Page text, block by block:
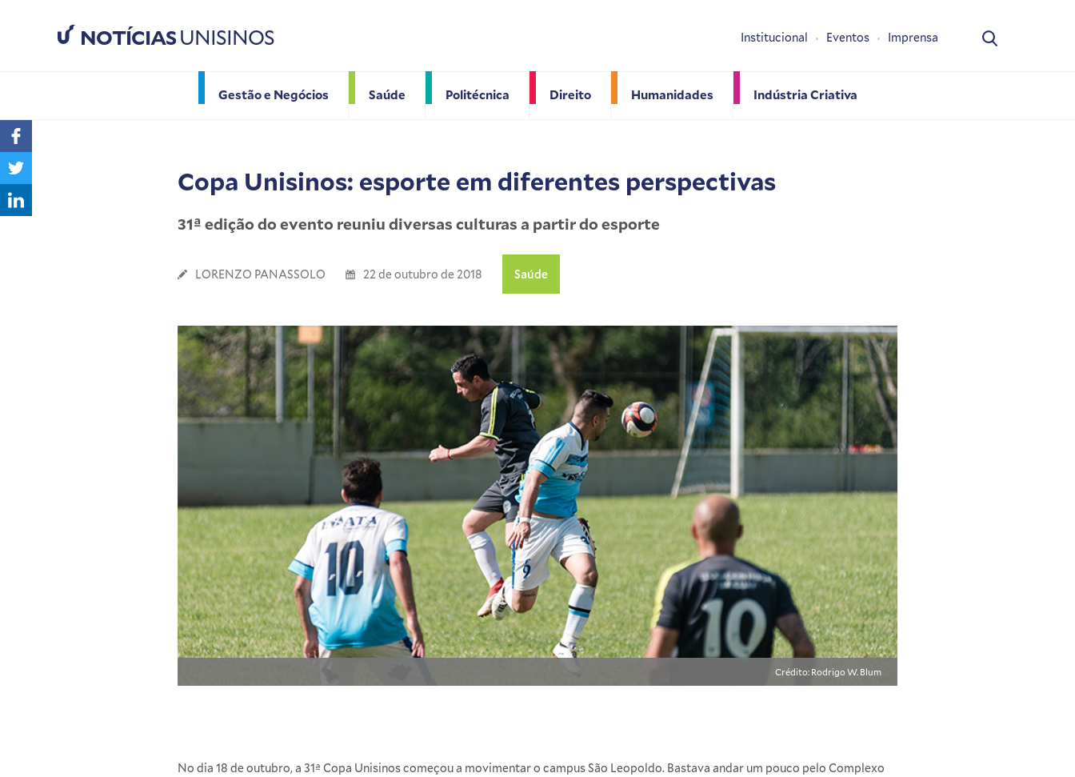
NOTÍCIASUNISINOS
Gestão e Negócios Saúde Politécnica Direito Humanidades Indústria Criativa
Institucional Eventos Imprensa
Copa Unisinos: esporte em diferentes perspectivas
31ª edição do evento reuniu diversas culturas a partir do esporte
LORENZO PANASSOLO 22 de outubro de 2018 Saúde
Crédito: Rodrigo W. Blum
No dia 18 de outubro, a 31ª Copa Unisinos começou a movimentar o campus São Leopoldo. Bastava andar um pouco pelo Complexo